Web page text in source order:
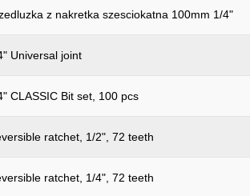
z nakretka szesciokatna 100mm 1/4"
Universal joint
CLASSIC Bit set, 100 pcs
ratchet, 1/2", 72 teeth
ratchet, 1/4", 72 teeth